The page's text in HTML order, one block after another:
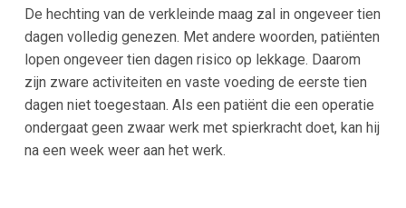
De hechting van de verkleinde maag zal in ongeveer tien
dagen volledig genezen. Met andere woorden, patiënten
lopen ongeveer tien dagen risico op lekkage. Daarom
zijn zware activiteiten en vaste voeding de eerste tien
dagen niet toegestaan. Als een patiënt die een operatie
ondergaat geen zwaar werk met spierkracht doet, kan hij
na een week weer aan het werk.